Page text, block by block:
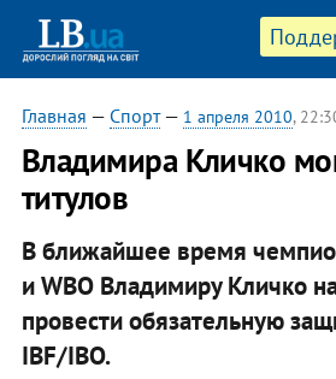
Главная — Спорт— 1 апреля 2010,
Владимира Кличко
титулов
В ближайшее время
и WBO Владимиру Кличко
провести обязательную
IBF/IBO.